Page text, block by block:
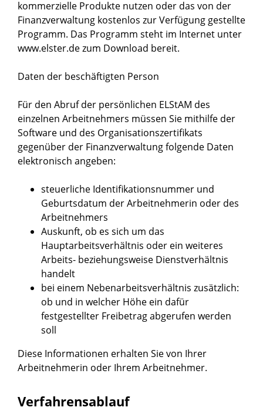
kommerzielle Produkte nutzen oder das von der
Finanzverwaltung kostenlos zur Verfügung gestellte
Programm. Das Programm steht im Internet unter
www.elster.de zum Download bereit.
Daten der beschäftigten Person
Für den Abruf der persönlichen ELStAM des
einzelnen Arbeitnehmers müssen Sie mithilfe der
Software und des Organisationszertifikats
gegenüber der Finanzverwaltung folgende Daten
elektronisch angeben:
steuerliche Identifikationsnummer und
Geburtsdatum der Arbeitnehmerin oder des
Arbeitnehmers
Auskunft, ob es sich um das
Hauptarbeitsverhältnis oder ein weiteres
Arbeits- beziehungsweise Dienstverhältnis
handelt
bei einem Nebenarbeitsverhältnis zusätzlich:
ob und in welcher Höhe ein dafür
festgestellter Freibetrag abgerufen werden
soll
Diese Informationen erhalten Sie von Ihrer
Arbeitnehmerin oder Ihrem Arbeitnehmer.
Verfahrensablauf